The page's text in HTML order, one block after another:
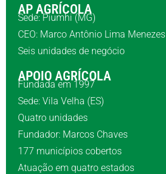
AP AGRÍCOLA
Sede: Piumhi (MG)
CEO: Marco Antônio Lima Menezes
Seis unidades de negócio
APOIO AGRÍCOLA
Fundada em 1997
Sede: Vila Velha (ES)
Quatro unidades
Fundador: Marcos Chaves
177 municípios cobertos
Atuação em quatro estados